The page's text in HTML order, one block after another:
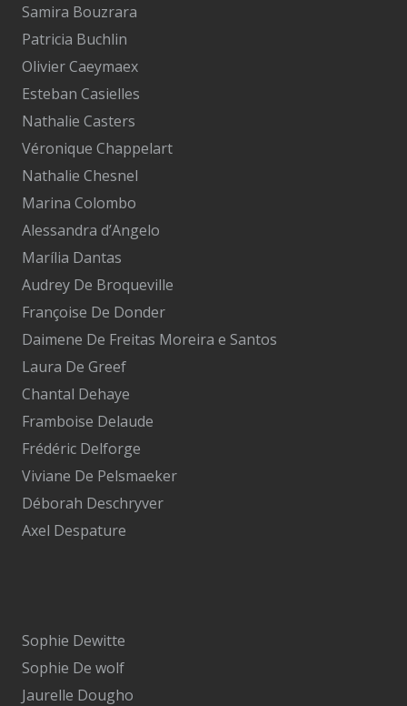
Samira Bouzrara
Patricia Buchlin
Olivier Caeymaex
Esteban Casielles
Nathalie Casters
Véronique Chappelart
Nathalie Chesnel
Marina Colombo
Alessandra d’Angelo
Marília Dantas
Audrey De Broqueville
Françoise De Donder
Daimene De Freitas Moreira e Santos
Laura De Greef
Chantal Dehaye
Framboise Delaude
Frédéric Delforge
Viviane De Pelsmaeker
Déborah Deschryver
Axel Despature
Sophie Dewitte
Sophie De wolf
Jaurelle Dougho